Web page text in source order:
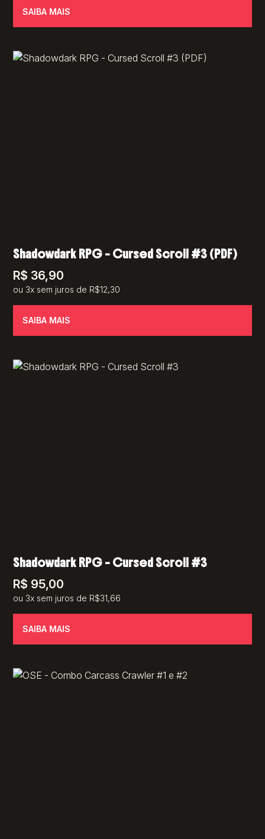
SAIBA MAIS
Shadowdark RPG – Cursed Scroll #3 (PDF)
R$ 36,90
ou 3x sem juros de R$12,30
SAIBA MAIS
Shadowdark RPG – Cursed Scroll #3
R$ 95,00
ou 3x sem juros de R$31,66
SAIBA MAIS